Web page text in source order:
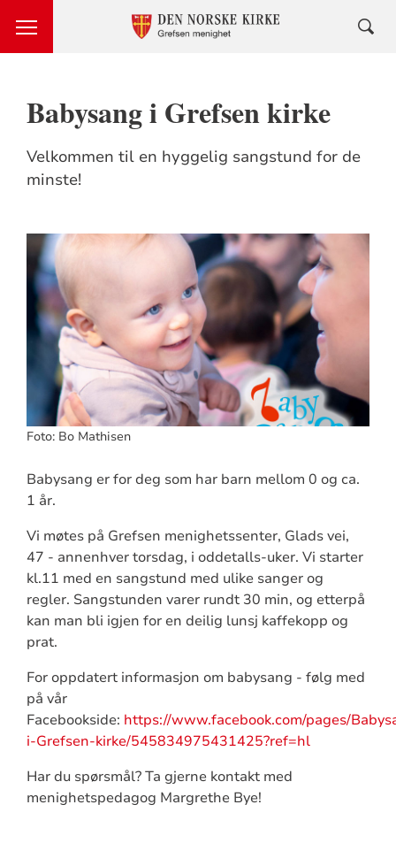
Babysang i Grefsen kirke
Velkommen til en hyggelig sangstund for de
minste!
Foto: Bo Mathisen
Babysang er for deg som har barn mellom 0 og ca.
1 år.
Vi møtes på Grefsen menighetssenter, Glads vei,
47 - annenhver torsdag, i oddetalls-uker. Vi starter
kl.11 med en sangstund med ulike sanger og
regler. Sangstunden varer rundt 30 min, og etterpå
kan man bli igjen for en deilig lunsj kaffekopp og
prat.
For oppdatert informasjon om babysang - følg med
på vår
Facebookside: https://www.facebook.com/pages/
i-Grefsen-kirke/545834975431425?ref=hl
Har du spørsmål? Ta gjerne kontakt med
menighetspedagog Margrethe Bye!